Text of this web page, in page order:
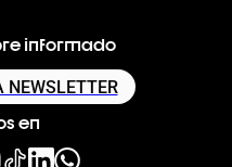
informado
NEWSLETTER
en